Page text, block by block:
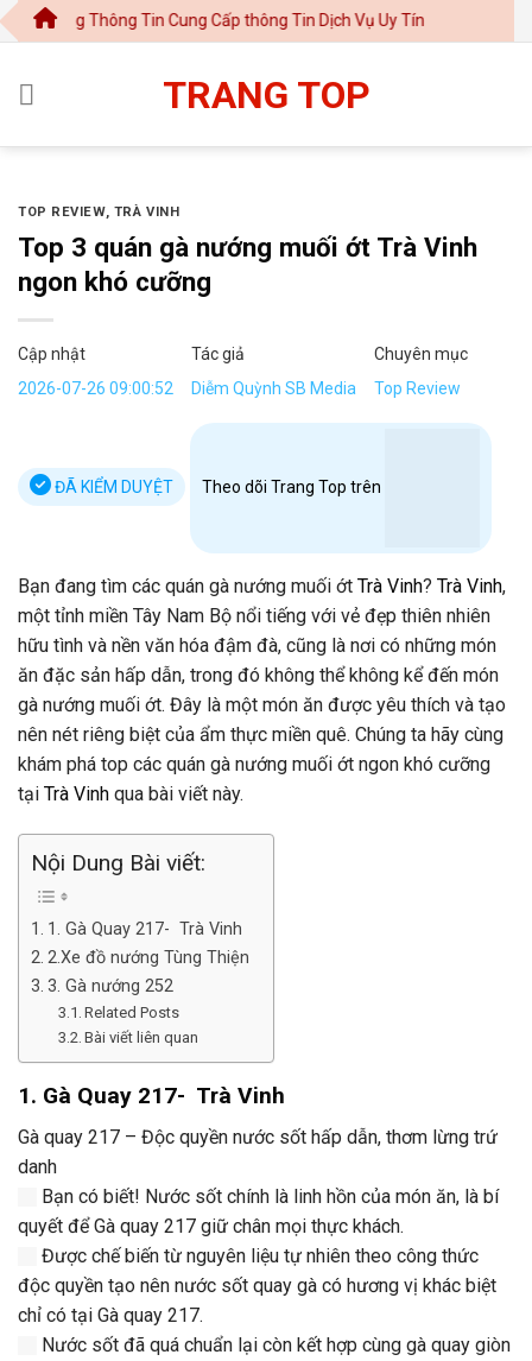
Chuyển
đến
dung
Thông Tin Cung Cấp thông Tin Dịch Vụ Uy Tín
TRANG TOP
TOP REVIEW, TRÀ VINH
Top 3 quán gà nướng muối ớt Trà Vinh
ngon khó cưỡng
Cập nhật
2026-07-26 09:00:52
Tác giả
Diễm Quỳnh SB Media
Chuyên mục
Top Review
ĐÃ KIỂM DUYỆT Theo dõi Trang Top trên
Bạn đang tìm các quán gà nướng muối ớt Trà Vinh? Trà Vinh,
một tỉnh miền Tây Nam Bộ nổi tiếng với vẻ đẹp thiên nhiên
hữu tình và nền văn hóa đậm đà, cũng là nơi có những món
ăn đặc sản hấp dẫn, trong đó không thể không kể đến món
gà nướng muối ớt. Đây là một món ăn được yêu thích và tạo
nên nét riêng biệt của ẩm thực miền quê. Chúng ta hãy cùng
khám phá top các quán gà nướng muối ớt ngon khó cưỡng
tại Trà Vinh qua bài viết này.
Nội Dung Bài viết:
1. Gà Quay 217- Trà Vinh
2.Xe đồ nướng Tùng Thiện
3. Gà nướng 252
Related Posts
Bài viết liên quan
1. Gà Quay 217- Trà Vinh
Gà quay 217 – Độc quyền nước sốt hấp dẫn, thơm lừng trứ
danh
Bạn có biết! Nước sốt chính là linh hồn của món ăn, là bí
quyết để Gà quay 217 giữ chân mọi thực khách.
Được chế biến từ nguyên liệu tự nhiên theo công thức
độc quyền tạo nên nước sốt quay gà có hương vị khác biệt
chỉ có tại Gà quay 217.
Nước sốt đã quá chuẩn lại còn kết hợp cùng gà quay giòn